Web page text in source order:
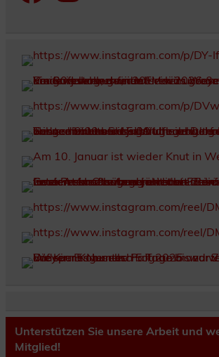
Unterstützen Sie unsere Arbeit und
Mitglied!